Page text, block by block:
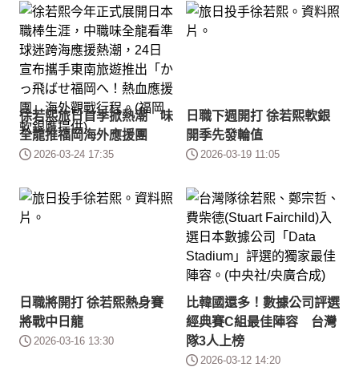
徐若熙旅日首季掀熱潮 味
全龍推福岡海外應援團
2026-03-24 17:35
日職下週開打 徐若熙軟銀
開季先發輪值
2026-03-19 11:05
日職將開打 徐若熙熱身賽
將戰中日龍
2026-03-16 13:30
比韓國還多！數據公司評選
經典賽C組最佳陣容 台灣
隊3人上榜
2026-03-12 14:20